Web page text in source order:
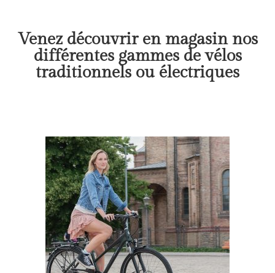
Venez découvrir en magasin nos
différentes gammes de vélos
traditionnels ou électriques